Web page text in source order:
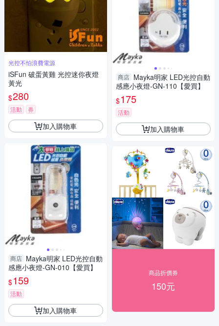
光控不怕浪費電源
iSFun 破蛋黃雞 光控迷你夜燈
黃光
$280
活動 券
加入購物車
商店 Mayka明家 LED光控自動
感應小夜燈-GN-010【愛買】
$159
活動
加入購物車
商店 Mayka明家 LED光控自動
感應小夜燈-GN-110【愛買】
$175
活動
加入購物車
商品折價券
150元